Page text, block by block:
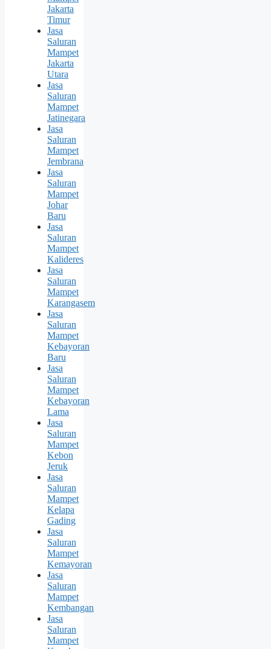
Jakarta
Timur
Jasa
Saluran
Mampet
Jakarta
Utara
Jasa
Saluran
Mampet
Jatinegara
Jasa
Saluran
Mampet
Jembrana
Jasa
Saluran
Mampet
Johar
Baru
Jasa
Saluran
Mampet
Kalideres
Jasa
Saluran
Mampet
Karangasem
Jasa
Saluran
Mampet
Kebayoran
Baru
Jasa
Saluran
Mampet
Kebayoran
Lama
Jasa
Saluran
Mampet
Kebon
Jeruk
Jasa
Saluran
Mampet
Kelapa
Gading
Jasa
Saluran
Mampet
Kemayoran
Jasa
Saluran
Mampet
Kembangan
Jasa
Saluran
Mampet